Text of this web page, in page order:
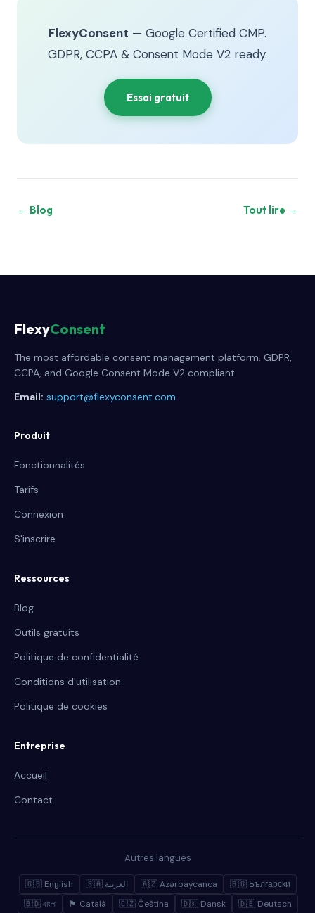
FlexyConsent — Google Certified CMP.
GDPR, CCPA & Consent Mode V2 ready.
Essai gratuit
← Blog Tout lire →
FlexyConsent
The most affordable consent management platform. GDPR,
CCPA, and Google Consent Mode V2 compliant.
Email: support@flexyconsent.com
Produit
Fonctionnalités
Tarifs
Connexion
S'inscrire
Ressources
Blog
Outils gratuits
Politique de confidentialité
Conditions d'utilisation
Politique de cookies
Entreprise
Accueil
Contact
Autres langues
🇬🇧 English 🇸🇦 العربية 🇦🇿 Azərbaycanca
🇧🇬 Български
🇧🇩 বাংলা
🏴 Català 🇨🇿 Čeština 🇩🇰 Dansk 🇩🇪 Deutsch